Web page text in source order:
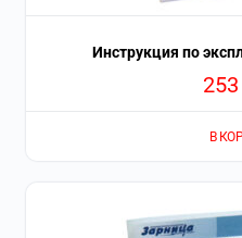
Инструкция по
253
В